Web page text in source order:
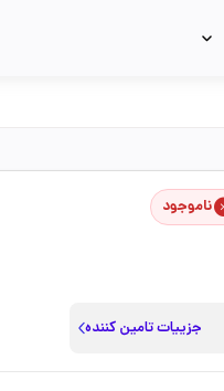
ناموجود
جزییات تامین کننده